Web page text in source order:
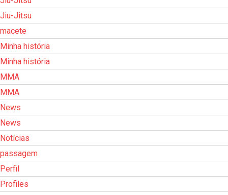
Jiu-Jitsu
macete
Minha história
Minha história
MMA
MMA
News
News
Notícias
passagem
Perfil
Profiles